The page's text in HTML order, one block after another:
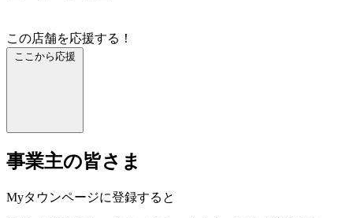
この店舗を応援する！
ここから応援
事業主の皆さま
Myタウンページに登録すると